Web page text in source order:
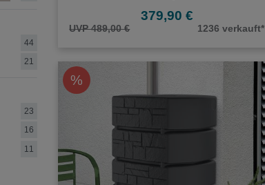
44
21
23
16
11
379,90 €
UVP 489,00 € 1236 verkauft*
%